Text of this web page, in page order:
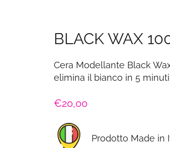
BLACK WAX
Cera Modellante Black
elimina il bianco in 5 minuti
P
e
z
€20,00
Prodotto Made in